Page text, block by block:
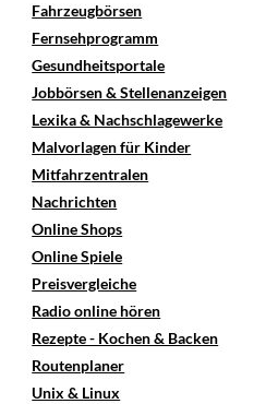
Fahrzeugbörsen
Fernsehprogramm
Gesundheitsportale
Jobbörsen & Stellenanzeigen
Lexika & Nachschlagewerke
Malvorlagen für Kinder
Mitfahrzentralen
Nachrichten
Online Shops
Online Spiele
Preisvergleiche
Radio online hören
Rezepte - Kochen & Backen
Routenplaner
Unix & Linux